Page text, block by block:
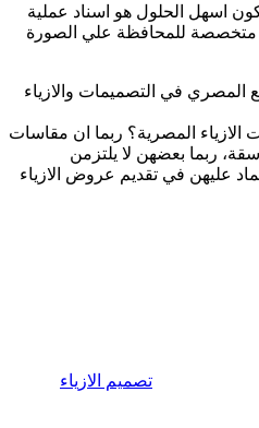
يكون اسهل الحلول هو اسناد عملية
متخصصة للمحافظة علي الصورة
المصري في التصميمات والازياء
الازياء المصرية؟ ربما ان مقاسات
ربما بعضهن لا يلتزمن
عليهن في تقديم عروض الازياء
تصميم الازياء